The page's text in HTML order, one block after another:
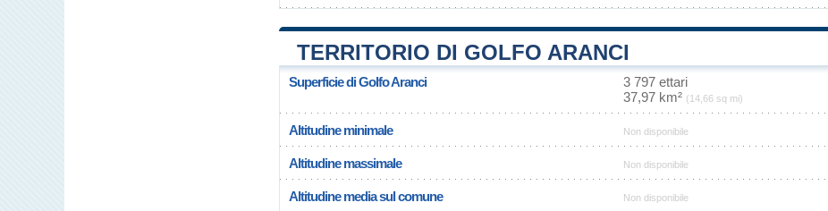
TERRITORIO DI GOLFO ARANCI
Superficie di Golfo Aranci
3 797 ettari
37,97 km² (14,66 sq mi)
Altitudine minimale Non disponibile
Altitudine massimale Non disponibile
Altitudine media sul comune Non disponibile